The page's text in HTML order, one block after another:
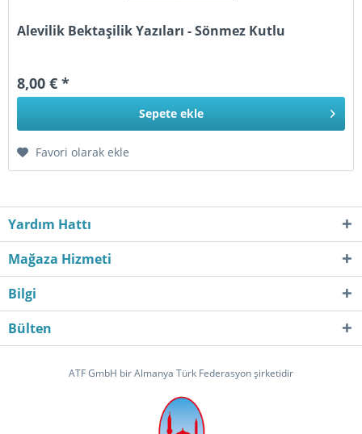
Alevilik Bektaşilik Yazıları - Sönmez Kutlu
8,00 € *
Sepete ekle
Favori olarak ekle
Yardım Hattı
Mağaza Hizmeti
Bilgi
Bülten
ATF GmbH bir Almanya Türk Federasyon şirketidir